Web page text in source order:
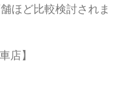
ほど比較検討されま
店】